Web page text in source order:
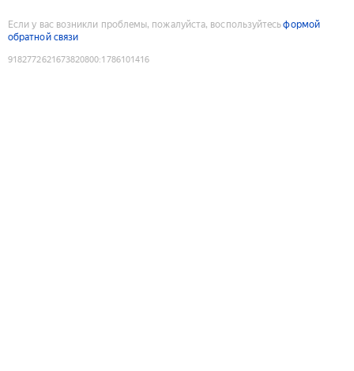
Если у вас возникли проблемы, пожалуйста, воспользуйтесьформой
обратной связи
9182772621673820800:1786101416